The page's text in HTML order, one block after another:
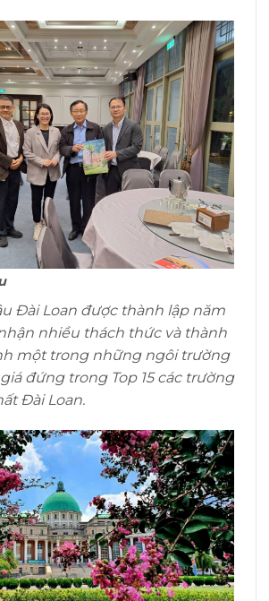
Đài Loan được thành lập năm
nhiều thách thức và thành
một trong những ngôi trường
đứng trong Top 15 các trường
Đài Loan.